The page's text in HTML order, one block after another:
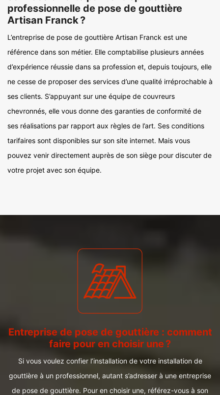
professionnelle de pose de gouttière
Artisan Franck ?
L’entreprise de pose de gouttière Artisan Franck est une
référence dans son métier. Elle comptabilise plusieurs années
d’expérience réussie dans sa profession et, depuis toujours, elle
ne cesse de proposer des services d’une qualité irréprochable à
ses clients. S’appuyant sur une équipe de couvreurs
chevronnés, elle vous donne des garanties de conformité de
ses réalisations par rapport aux règles de l’art. Ses conditions
tarifaires sont disponibles sur son site internet. Mais vous
pouvez venir directement auprès de son siège pour discuter de
votre projet avec son équipe.
Entreprise de pose de gouttière : comment
faire pour en choisir une ?
Si vous voulez confier l’installation de votre installation de
gouttière à un professionnel, autant s’adresser à une entreprise
de pose de gouttière. Pour en choisir une, référez-vous à son